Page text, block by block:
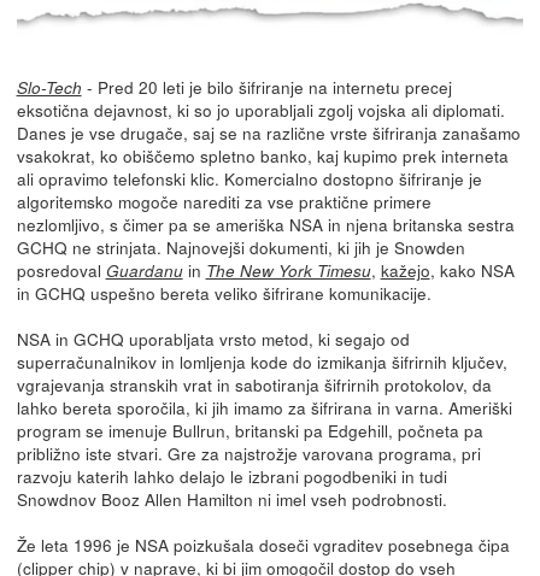
Slo-Tech - Pred 20 leti je bilo šifriranje na internetu precej
eksotična dejavnost, ki so jo uporabljali zgolj vojska ali diplomati.
Danes je vse drugače, saj se na različne vrste šifriranja zanašamo
vsakokrat, ko obiščemo spletno banko, kaj kupimo prek interneta
ali opravimo telefonski klic. Komercialno dostopno šifriranje je
algoritemsko mogoče narediti za vse praktične primere
nezlomljivo, s čimer pa se ameriška NSA in njena britanska sestra
GCHQ ne strinjata. Najnovejši dokumenti, ki jih je Snowden
posredoval Guardanuin The New York Timesu, kažejo, kako NSA
in GCHQ uspešno bereta veliko šifrirane komunikacije.
NSA in GCHQ uporabljata vrsto metod, ki segajo od
superračunalnikov in lomljenja kode do izmikanja šifrirnih ključev,
vgrajevanja stranskih vrat in sabotiranja šifrirnih protokolov, da
lahko bereta sporočila, ki jih imamo za šifrirana in varna. Ameriški
program se imenuje Bullrun, britanski pa Edgehill, počneta pa
približno iste stvari. Gre za najstrožje varovana programa, pri
razvoju katerih lahko delajo le izbrani pogodbeniki in tudi
Snowdnov Booz Allen Hamilton ni imel vseh podrobnosti.
Že leta 1996 je NSA poizkušala doseči vgraditev posebnega čipa
(clipper chip) v naprave, ki bi jim omogočil dostop do vseh